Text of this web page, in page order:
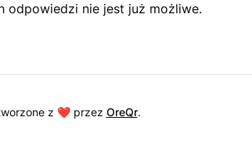
odpowiedzi nie jest już możliwe.
z ❤️ przez OreQr.